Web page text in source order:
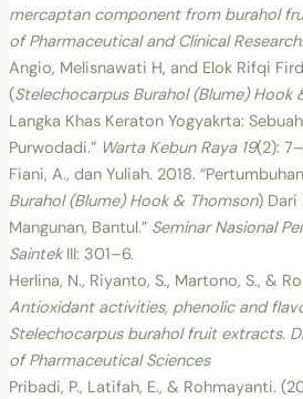
mercaptan component from burahol
of Pharmaceutical and Clinical Research.
Angio, Melisnawati H, and Elok Rifqi
(Stelechocarpus Burahol (Blume) Hook
Langka Khas Keraton Yogyakrta:
Purwodadi.” Warta Kebun Raya 19(2):
Fiani, A., dan Yuliah. 2018.
Burahol (Blume) Hook & Thomson) Dari
Mangunan, Bantul.” Seminar Nasional
Saintek III: 301–6.
Herlina, N., Riyanto, S., Martono, S., &
Antioxidant activities, phenolic and
Stelechocarpus burahol fruit extracts.
of Pharmaceutical Sciences
Pribadi, P., Latifah, E., & Rohmayanti.